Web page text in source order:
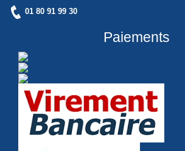
01 80 91 99 30
Paiements